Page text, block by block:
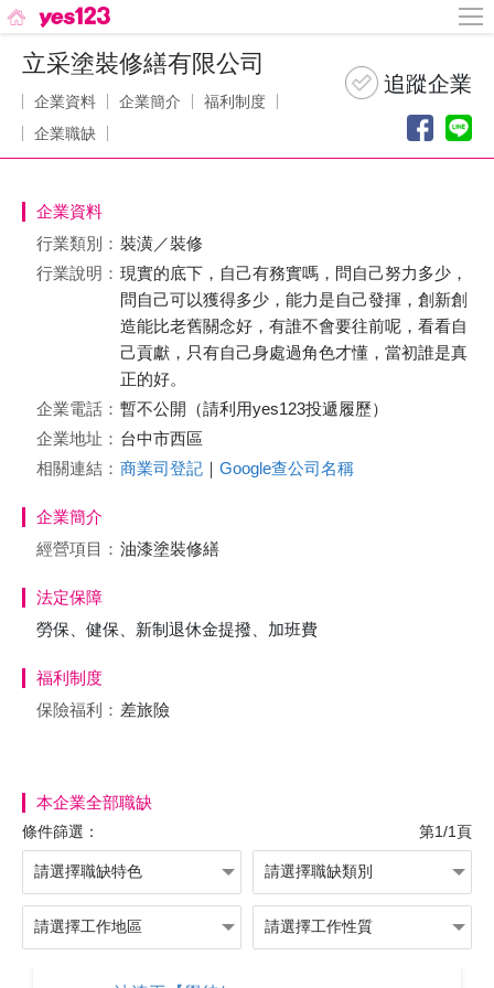
立采塗裝修繕有限公司
企業資料 企業簡介
福利制度
企業職缺
企業資料
行業類別： 裝潢／裝修
行業說明： 現實的底下，自己有務實嗎，問自己努力多少，
問自己可以獲得多少，能力是自己發揮，創新創
造能比老舊關念好，有誰不會要往前呢，看看自
己貢獻，只有自己身處過角色才懂，當初誰是真
正的好。
企業電話： 暫不公開（請利用yes123投遞履歷）
企業地址： 台中市西區
相關連結： 商業司登記 ｜ Google查公司名稱
企業簡介
經營項目： 油漆塗裝修繕
法定保障
勞保、健保、新制退休金提撥、加班費
福利制度
保險福利： 差旅險
本企業全部職缺
條件篩選： 第1/1頁